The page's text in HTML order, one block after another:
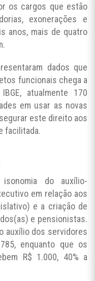
os cargos que estão
exonerações e
anos, mais de quatro
dados que
funcionais chega a
atualmente 170
em usar as novas
este direito aos
facilitada.
do auxílio-
em relação aos
e a criação de
e pensionistas.
auxílio dos servidores
enquanto que os
R$ 1.000, 40% a